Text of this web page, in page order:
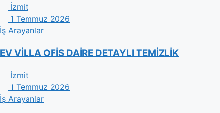
İzmit
1 Temmuz 2026
İş Arayanlar
EV VİLLA OFİS DAİRE DETAYLI TEMİZLİK
İzmit
1 Temmuz 2026
İş Arayanlar